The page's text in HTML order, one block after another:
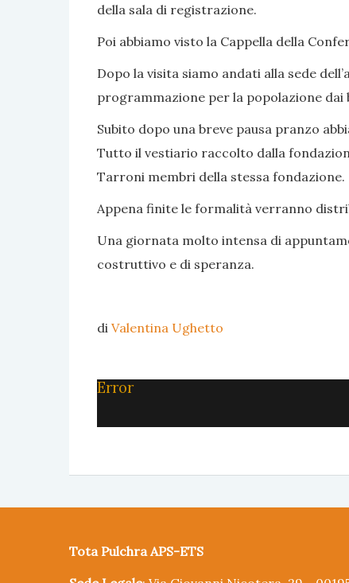
della sala di registrazione.
Poi abbiamo visto la Cappella della
Dopo la visita siamo andati alla sede
programmazione per la popolazione
Subito dopo una breve pausa pranzo
Tutto il vestiario raccolto dalla
Tarroni membri della stessa fondazione.
Appena finite le formalità verranno
Una giornata molto intensa di
costruttivo e di speranza.
di Valentina Ughetto
Error
Tota Pulchra APS-ETS